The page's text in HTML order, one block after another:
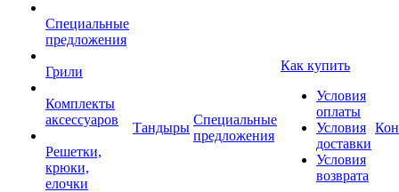
Специальные
предложения
Грили
Комплекты
аксессуаров
Решетки,
крюки,
елочки
Тандыры
Специальные
предложения
Как купить
Условия
оплаты
Условия
доставки
Условия
возврата